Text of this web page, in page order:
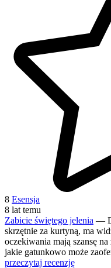
8 Esensja
8 lat temu
Zabicie świętego jelenia —
skrzętnie za kurtyną, ma
oczekiwania mają szansę
jakie gatunkowo może
przeczytaj recenzję